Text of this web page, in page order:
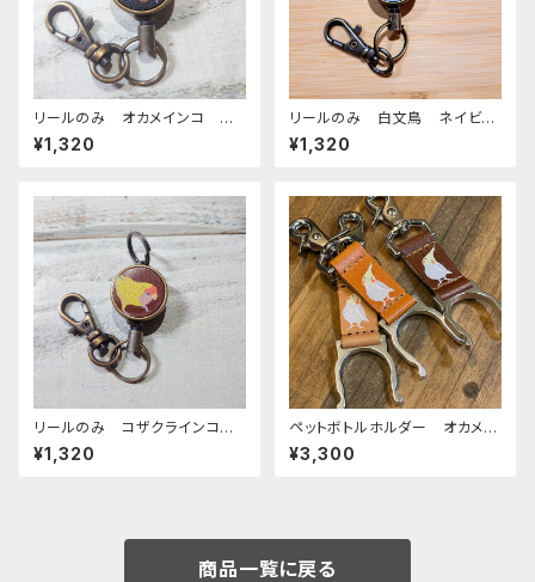
リールのみ オカメインコ 横
顔 モノトーン ブラック おか
めいんこ
¥1,320
リールのみ 白文鳥 ネイビ
ー 文鳥 ブンチョウ ぶんちょ
う
¥1,320
リールのみ コザクラインコ
イエロー ブラウン こざくらい
んこ
¥1,320
ペットボトルホルダー オカメイ
ンコ シナモンパール 栃木レ
ザー ぽわんシリーズ
¥3,300
商品一覧に戻る